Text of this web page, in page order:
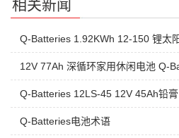
相关新闻
Q-Batteries 1.92KWh 12-150 锂太
12V 77Ah 深循环家用休闲电池 Q-
Q-Batteries 12LS-45 12V 45Ah铅
Q-Batteries电池术语